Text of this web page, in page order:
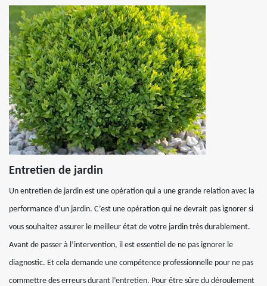
Entretien de jardin
Un entretien de jardin est une opération qui a une grande relation avec la
performance d’un jardin. C’est une opération qui ne devrait pas ignorer si
vous souhaitez assurer le meilleur état de votre jardin très durablement.
Avant de passer à l’intervention, il est essentiel de ne pas ignorer le
diagnostic. Et cela demande une compétence professionnelle pour ne pas
commettre des erreurs durant l’entretien. Pour être sûre du déroulement